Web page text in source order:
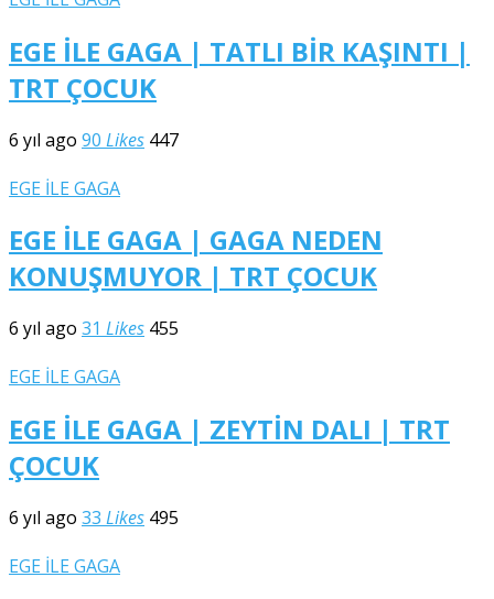
EGE İLE GAGA | TATLI BİR KAŞINTI |
TRT ÇOCUK
6 yıl ago 90 Likes 447
EGE İLE GAGA
EGE İLE GAGA | GAGA NEDEN
KONUŞMUYOR | TRT ÇOCUK
6 yıl ago 31 Likes 455
EGE İLE GAGA
EGE İLE GAGA | ZEYTİN DALI | TRT
ÇOCUK
6 yıl ago 33 Likes 495
EGE İLE GAGA